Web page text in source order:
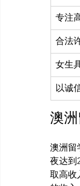
专注
合法
女生
以诚
澳
澳洲留
夜达到
取高收